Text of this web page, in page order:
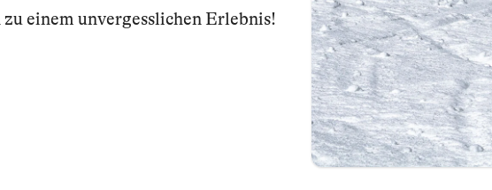
einem unvergesslichen Erlebnis!